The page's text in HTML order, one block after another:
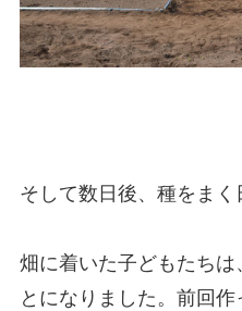
そして数日後、種をまく
畑に着いた子どもたちは
とになりました。前回